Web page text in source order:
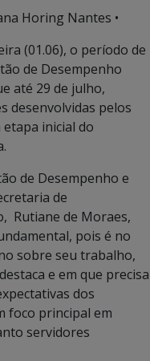
Horing Nantes •
(01.06), o período de
de Desempenho
até 29 de julho,
desenvolvidas pelos
inicial do
de Desempenho e
de
Rutiane de Moraes,
pois é no
sobre seu trabalho,
e em que precisa
dos
foco principal em
servidores